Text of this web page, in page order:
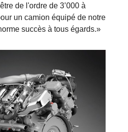
de l'ordre de 3’000 à
un camion équipé de notre
succès à tous égards.»